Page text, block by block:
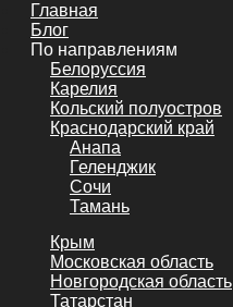
Главная
Блог
По направлениям
Белоруссия
Карелия
Кольский полуостров
Краснодарский край
Анапа
Геленджик
Сочи
Тамань
Крым
Московская область
Новгородская область
Татарстан